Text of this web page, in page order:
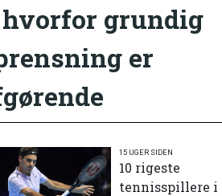
grundig
er
15 UGER SIDEN
10 rigeste
tennisspillere i